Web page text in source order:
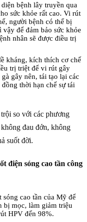
bệnh lây truyền qua
sức khỏe rất cao. Vi rút
người bệnh có thể bị
để đảm bảo sức khỏe
nhân sẽ được điều trị
kháng, kích thích cơ chế
trị triệt để vi rút gây
gây nên, tái tạo lại các
thời hạn chế sự tái
so với các phương
đau đớn, không
suốt đời.
điện sóng cao tần công
sóng cao tần của Mỹ để
bị mọc, làm giảm triệu
HPV đến 98%.